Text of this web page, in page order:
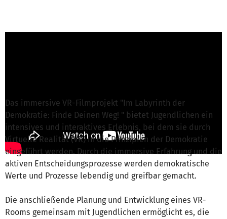
Das immersive VR-Filmprojekt "Im Labyrinth der
Demokratie: Finde Deinen Weg! " bietet Jugendlichen ein
intensives und interaktives Erlebnis, bei dem sie durch
Virtuelle Realität (VR) in die Prinzipien der Demokratie
eingeführt werden. Durch die immersive Erfahrung und die
aktiven Entscheidungsprozesse werden demokratische
Werte und Prozesse lebendig und greifbar gemacht.
Die anschließende Planung und Entwicklung eines VR-
Rooms gemeinsam mit Jugendlichen ermöglicht es, die